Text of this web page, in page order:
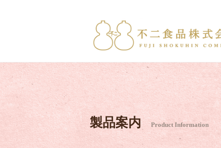
製品案内 Product Information